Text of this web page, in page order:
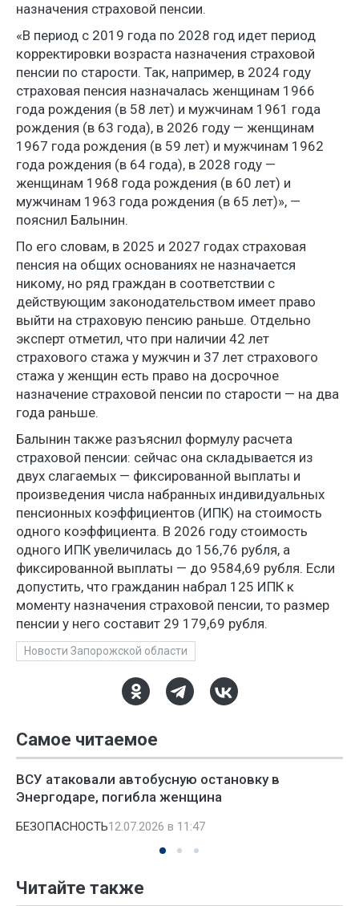
назначения страховой пенсии.
«В период с 2019 года по 2028 год идет период
корректировки возраста назначения страховой
пенсии по старости. Так, например, в 2024 году
страховая пенсия назначалась женщинам 1966
года рождения (в 58 лет) и мужчинам 1961 года
рождения (в 63 года), в 2026 году — женщинам
1967 года рождения (в 59 лет) и мужчинам 1962
года рождения (в 64 года), в 2028 году —
женщинам 1968 года рождения (в 60 лет) и
мужчинам 1963 года рождения (в 65 лет)», —
пояснил Балынин.
По его словам, в 2025 и 2027 годах страховая
пенсия на общих основаниях не назначается
никому, но ряд граждан в соответствии с
действующим законодательством имеет право
выйти на страховую пенсию раньше. Отдельно
эксперт отметил, что при наличии 42 лет
страхового стажа у мужчин и 37 лет страхового
стажа у женщин есть право на досрочное
назначение страховой пенсии по старости — на два
года раньше.
Балынин также разъяснил формулу расчета
страховой пенсии: сейчас она складывается из
двух слагаемых — фиксированной выплаты и
произведения числа набранных индивидуальных
пенсионных коэффициентов (ИПК) на стоимость
одного коэффициента. В 2026 году стоимость
одного ИПК увеличилась до 156,76 рубля, а
фиксированной выплаты — до 9584,69 рубля. Если
допустить, что гражданин набрал 125 ИПК к
моменту назначения страховой пенсии, то размер
пенсии у него составит 29 179,69 рубля.
Новости Запорожской области
Самое читаемое
ВСУ атаковали автобусную остановку в
Энергодаре, погибла женщина
БЕЗОПАСНОСТЬ12.07.2026 в 11:47
Читайте также